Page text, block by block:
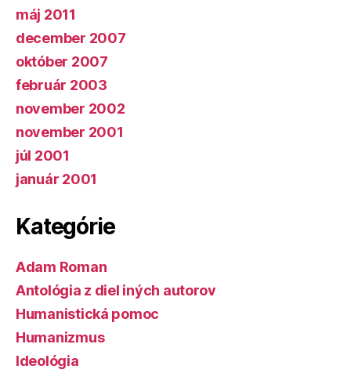
máj 2011
december 2007
október 2007
február 2003
november 2002
november 2001
júl 2001
január 2001
Kategórie
Adam Roman
Antológia z diel iných autorov
Humanistická pomoc
Humanizmus
Ideológia